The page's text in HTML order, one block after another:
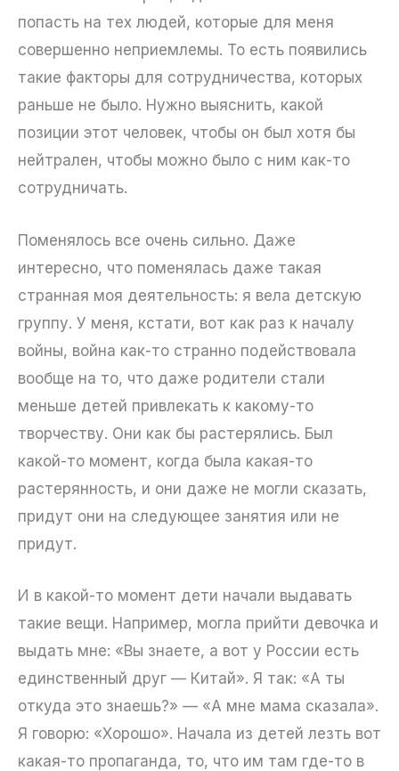
попасть на тех людей, которые для меня
совершенно неприемлемы. То есть появились
такие факторы для сотрудничества, которых
раньше не было. Нужно выяснить, какой
позиции этот человек, чтобы он был хотя бы
нейтрален, чтобы можно было с ним как-то
сотрудничать.
Поменялось все очень сильно. Даже
интересно, что поменялась даже такая
странная моя деятельность: я вела детскую
группу. У меня, кстати, вот как раз к началу
войны, война как-то странно подействовала
вообще на то, что даже родители стали
меньше детей привлекать к какому-то
творчеству. Они как бы растерялись. Был
какой-то момент, когда была какая-то
растерянность, и они даже не могли сказать,
придут они на следующее занятия или не
придут.
И в какой-то момент дети начали выдавать
такие вещи. Например, могла прийти девочка и
выдать мне: «Вы знаете, а вот у России есть
единственный друг — Китай». Я так: «А ты
откуда это знаешь?» — «А мне мама сказала».
Я говорю: «Хорошо». Начала из детей лезть вот
какая-то пропаганда, то, что им там где-то в